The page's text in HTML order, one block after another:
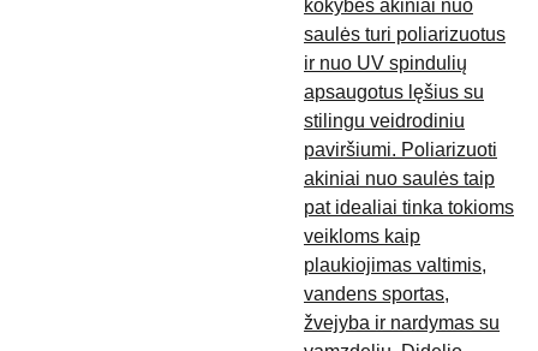
kokybės akiniai nuo
saulės turi poliarizuotus
ir nuo UV spindulių
apsaugotus lęšius su
stilingu veidrodiniu
paviršiumi. Poliarizuoti
akiniai nuo saulės taip
pat idealiai tinka tokioms
veikloms kaip
plaukiojimas valtimis,
vandens sportas,
žvejyba ir nardymas su